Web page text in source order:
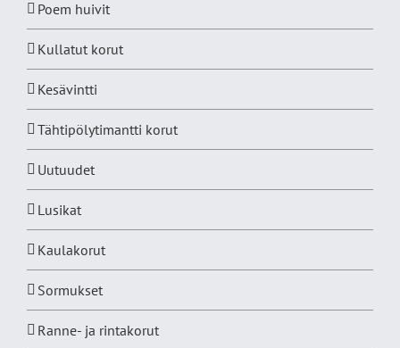
Poem huivit
Kullatut korut
Kesävintti
Tähtipölytimantti korut
Uutuudet
Lusikat
Kaulakorut
Sormukset
Ranne- ja rintakorut